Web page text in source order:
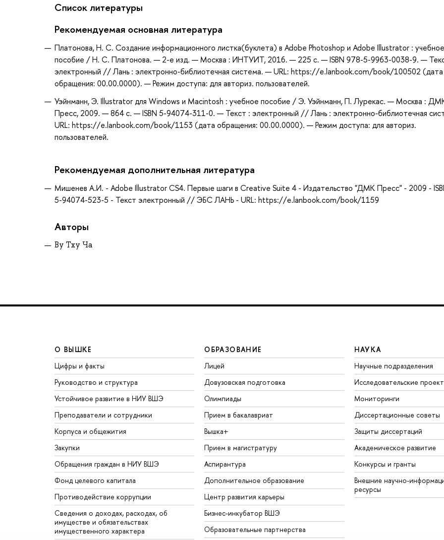
Список литературы
Рекомендуемая основная литература
Платонова, Н. С. Создание информационного листка(буклета) в Adobe Photoshop и Adobe Illustrator : учебное
пособие / Н. С. Платонова. — 2-е изд. — Москва : ИНТУИТ, 2016. — 225 с. — ISBN 978-5-9963-0038-9. —
электронный // Лань : электронно-библиотечная система. — URL: https://e.lanbook.com/book/100502 (дата
обращения: 00.00.0000). — Режим доступа: для авториз. пользователей.
Уэйнманн, Э. Illustrator для Windows и Macintosh : учебное пособие / Э. Уэйнманн, П. Лурекас. — Москва :
Пресс, 2009. — 864 с. — ISBN 5-94074-311-0. — Текст : электронный // Лань : электронно-библиотечная
URL: https://e.lanbook.com/book/1153 (дата обращения: 00.00.0000). — Режим доступа: для авториз.
пользователей.
Рекомендуемая дополнительная литература
Мишенев А.И. - Adobe Illustrator СS4. Первые шаги в Creative Suite 4 - Издательство "ДМК Пресс" - 2009 -
5-94074-523-5 - Текст электронный // ЭБС ЛАНЬ - URL: https://e.lanbook.com/book/1159
Авторы
Ву Тху Ча
О ВЫШКЕ
Цифры и факты
Руководство и структура
Устойчивое развитие в НИУ ВШЭ
Преподаватели и сотрудники
Корпуса и общежития
Закупки
Обращения граждан в НИУ ВШЭ
Фонд целевого капитала
Противодействие коррупции
Сведения о доходах, расходах, об
имуществе и обязательствах
имущественного характера
ОБРАЗОВАНИЕ
Лицей
Довузовская подготовка
Олимпиады
Прием в бакалавриат
Вышка+
Прием в магистратуру
Аспирантура
Дополнительное образование
Центр развития карьеры
Бизнес-инкубатор ВШЭ
Образовательные партнерства
НАУКА
Научные подразделения
Исследовательские
Мониторинги
Диссертационные советы
Защиты диссертаций
Академическое развитие
Конкурсы и гранты
Внешние научно-
ресурсы